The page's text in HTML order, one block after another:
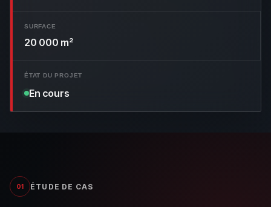
SURFACE
20 000 m²
ÉTAT DU PROJET
En cours
01 ÉTUDE DE CAS